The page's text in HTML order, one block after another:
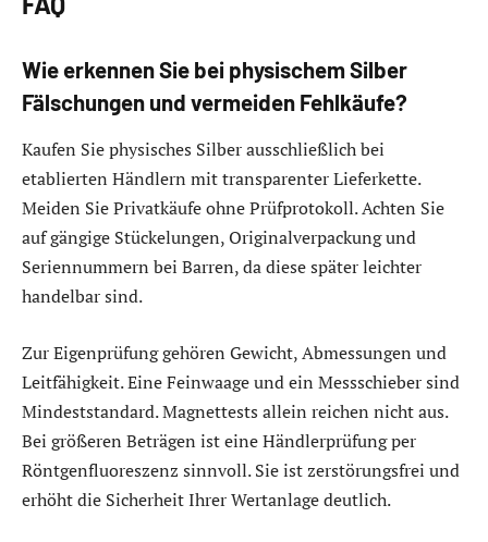
Wie erkennen Sie bei physischem Silber
Fälschungen und vermeiden Fehlkäufe?
Kaufen Sie physisches Silber ausschließlich bei
etablierten Händlern mit transparenter Lieferkette.
Meiden Sie Privatkäufe ohne Prüfprotokoll. Achten Sie
auf gängige Stückelungen, Originalverpackung und
Seriennummern bei Barren, da diese später leichter
handelbar sind.
Zur Eigenprüfung gehören Gewicht, Abmessungen und
Leitfähigkeit. Eine Feinwaage und ein Messschieber sind
Mindeststandard. Magnettests allein reichen nicht aus.
Bei größeren Beträgen ist eine Händlerprüfung per
Röntgenfluoreszenz sinnvoll. Sie ist zerstörungsfrei und
erhöht die Sicherheit Ihrer Wertanlage deutlich.